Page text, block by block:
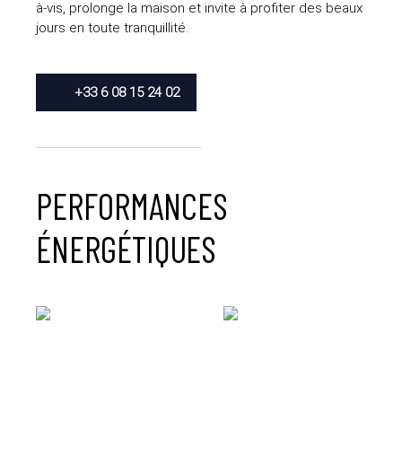
à-vis, prolonge la maison et invite à profiter des beaux
jours en toute tranquillité.
+33 6 08 15 24 02
PERFORMANCES
ÉNERGÉTIQUES